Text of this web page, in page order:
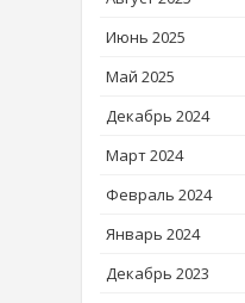
Июнь 2025
Май 2025
Декабрь 2024
Март 2024
Февраль 2024
Январь 2024
Декабрь 2023